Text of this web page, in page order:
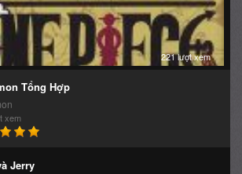
221 lượt xem
Tổng Hợp
xem
Jerry